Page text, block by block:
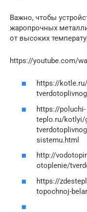
Важно, чтобы
жаропрочных
от высоких
https://youtube.com/
https://
https://poluchi-
teplo.ru/kotlyi/
sistemu.html
http://
otoplenie/
https://
topochnoj-